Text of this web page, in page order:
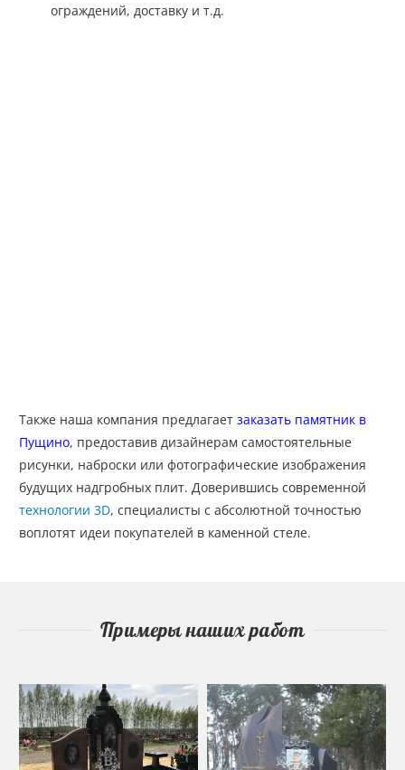
ограждений, доставку и т.д.
Также наша компания предлагает заказать памятник в
Пущино, предоставив дизайнерам самостоятельные
рисунки, наброски или фотографические изображения
будущих надгробных плит. Доверившись современной
технологии 3D, специалисты с абсолютной точностью
воплотят идеи покупателей в каменной стеле.
Примеры наших работ